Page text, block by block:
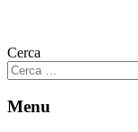
Cerca
Menu